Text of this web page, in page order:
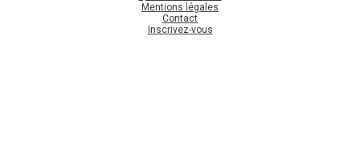
Mentions légales
Contact
Inscrivez-vous